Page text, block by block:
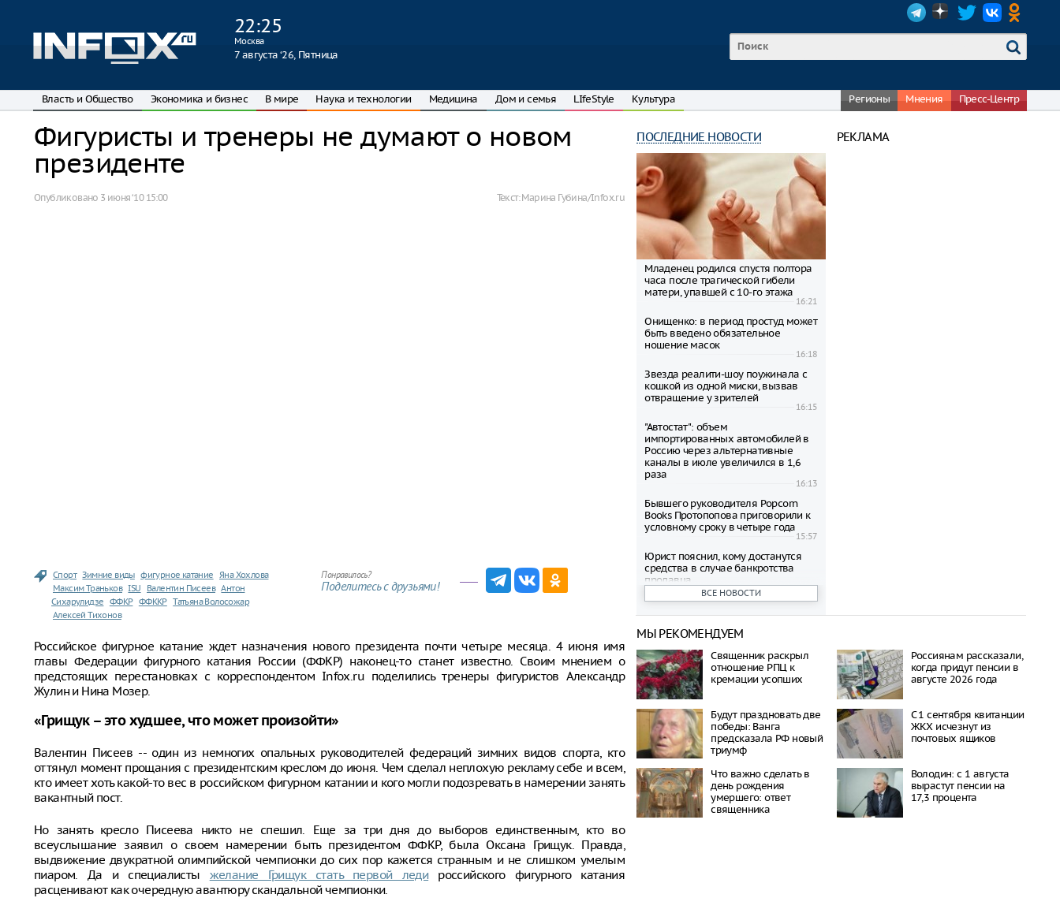
22:25
Москва
7 августа ‘26, Пятница
Власть и Общество Экономика и бизнес В мире Наука и технологии Медицина Дом и семья LIfeStyle Культура Регионы Мнения Пресс-Центр
Фигуристы и тренеры не думают о новом
президенте
Опубликовано 3 июня ‘10 15:00 Текст:Марина Губина/Infox.ru
Спорт Зимние виды фигурное катание Яна Хохлова
Максим Траньков ISU Валентин Писеев Антон
Сихарулидзе ФФКР ФФККР Татьяна Волосожар
Алексей Тихонов
Понравилось?
Поделитесь с друзьями!
Российское фигурное катание ждет назначения нового президента почти четыре месяца. 4 июня имя
главы Федерации фигурного катания России (ФФКР) наконец-то станет известно. Своим мнением о
предстоящих перестановках с корреспондентом Infox.ru поделились тренеры фигуристов Александр
Жулин и Нина Мозер.
«Грищук – это худшее, что может произойти»
Валентин Писеев -- один из немногих опальных руководителей федераций зимних видов спорта, кто
оттянул момент прощания с президентским креслом до июня. Чем сделал неплохую рекламу себе и всем,
кто имеет хоть какой-то вес в российском фигурном катании и кого могли подозревать в намерении занять
вакантный пост.
Но занять кресло Писеева никто не спешил. Еще за три дня до выборов единственным, кто во
всеуслышание заявил о своем намерении быть президентом ФФКР, была Оксана Грищук. Правда,
выдвижение двукратной олимпийской чемпионки до сих пор кажется странным и не слишком умелым
пиаром. Да и специалисты желание Грищук стать первой ледироссийского фигурного катания
расценивают как очередную авантюру скандальной чемпионки.
ПОСЛЕДНИЕ НОВОСТИ
Младенец родился спустя полтора
часа после трагической гибели
матери, упавшей с 10-го этажа
16:21
Онищенко: в период простуд может
быть введено обязательное
ношение масок
16:18
Звезда реалити-шоу поужинала с
кошкой из одной миски, вызвав
отвращение у зрителей
16:15
"Автостат": объем
импортированных автомобилей в
Россию через альтернативные
каналы в июле увеличился в 1,6
раза
16:13
Бывшего руководителя Popcorn
Books Протопопова приговорили к
условному сроку в четыре года
15:57
Юрист пояснил, кому достанутся
средства в случае банкротства
продавца
15:56
пройдет в России
Предложили сократить рабочий
день из-за необычной жары
15:47
Метро Москвы стало восьмым
чудом света по мнению
зарубежного политика
15:44
В Южно-Сахалинске пойман
подросток, напавший на девочку в
подъезде
По данным Минпромторга, объем
параллельного импорта остается
ВСЕ НОВОСТИ
РЕКЛАМА
МЫ РЕКОМЕНДУЕМ
Священник раскрыл
отношение РПЦ к
кремации усопших
Россиянам рассказали,
когда придут пенсии в
августе 2026 года
Будут праздновать две
победы: Ванга
предсказала РФ новый
триумф
С 1 сентября квитанции
ЖКХ исчезнут из
почтовых ящиков
Что важно сделать в
день рождения
умершего: ответ
священника
Володин: с 1 августа
вырастут пенсии на
17,3 процента